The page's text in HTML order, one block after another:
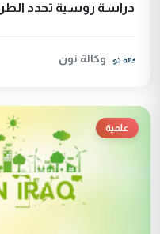
دراسة روسية تحدد
وكالة نون
علمية